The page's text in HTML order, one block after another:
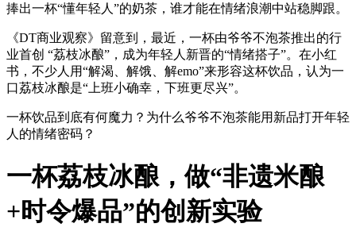
捧出一杯“懂年轻人”的奶茶，谁才能在情绪浪潮中站稳脚跟。
《DT商业观察》留意到，最近，一杯由爷爷不泡茶推出的行
业首创 “荔枝冰酿”，成为年轻人新晋的“情绪搭子”。在小红
书，不少人用“解渴、解饿、解emo”来形容这杯饮品，认为一
口荔枝冰酿是“上班小确幸，下班更尽兴”。
一杯饮品到底有何魔力？为什么爷爷不泡茶能用新品打开年轻
人的情绪密码？
一杯荔枝冰酿，做“非遗米酿
+时令爆品”的创新实验